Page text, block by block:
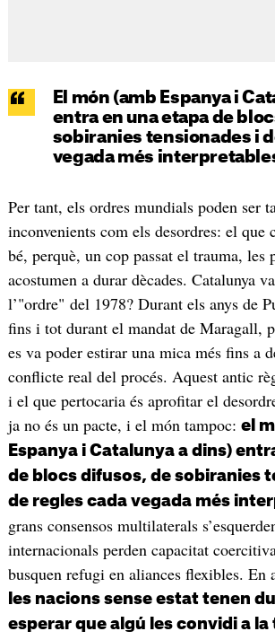
El món (amb Espanya i
entra en una etapa de
sobiranies tensionades i
vegada més
Per tant, els ordres mundials poden ser
inconvenients com els desordres: el que
bé, perquè, un cop passat el trauma, les
acostumen a durar dècades. Catalunya
l’"ordre" del 1978? Durant els anys de
fins i tot durant el mandat de Maragall,
es va poder estirar una mica més fins a
conflicte real del procés. Aquest antic
i el que pertocaria és aprofitar el
ja no és un pacte, i el món tampoc: el
Espanya i Catalunya a dins)
de blocs difusos, de sobiranies
de regles cada vegada més
grans consensos multilaterals
internacionals perden capacitat
busquen refugi en aliances flexibles. En
les nacions sense estat tenen
esperar que algú les convidi a la